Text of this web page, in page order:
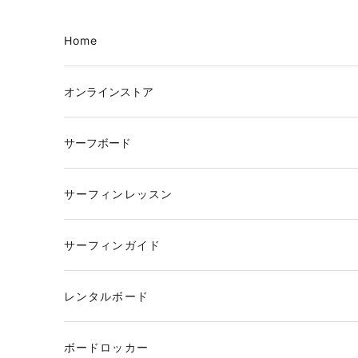
Home
オンラインストア
サーフボード
サーフィンレッスン
サーフィンガイド
レンタルボード
ボードロッカー